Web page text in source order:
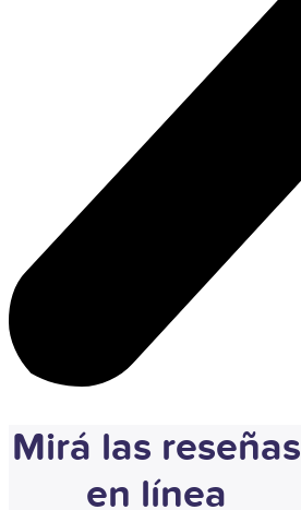
Mirá las reseñas
en línea